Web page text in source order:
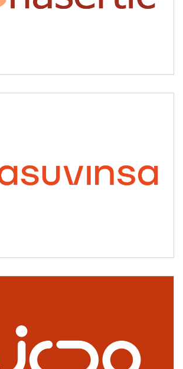
tecnológicos y modernización
NASUVINSA
Vivienda y urbanismo
NICDO